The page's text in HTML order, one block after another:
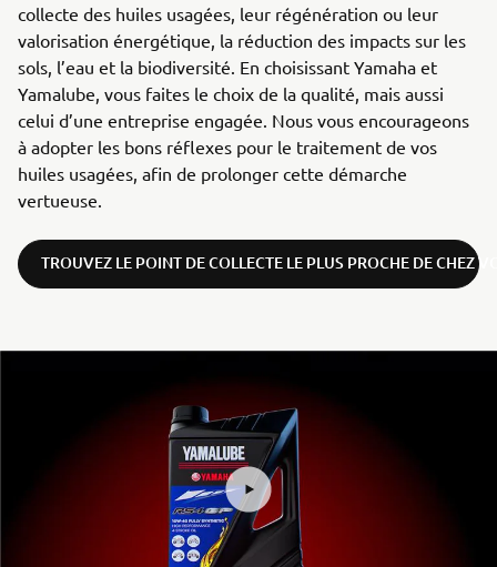
collecte des huiles usagées, leur régénération ou leur
valorisation énergétique, la réduction des impacts sur les
sols, l’eau et la biodiversité. En choisissant Yamaha et
Yamalube, vous faites le choix de la qualité, mais aussi
celui d’une entreprise engagée. Nous vous encourageons
à adopter les bons réflexes pour le traitement de vos
huiles usagées, afin de prolonger cette démarche
vertueuse.
TROUVEZ LE POINT DE COLLECTE LE PLUS PROCHE DE CHEZ